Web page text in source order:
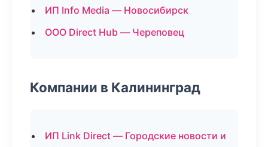
ИП Info Media — Новосибирск
ООО Direct Hub — Череповец
Компании в Калининград
ИП Link Direct — Городские новости и